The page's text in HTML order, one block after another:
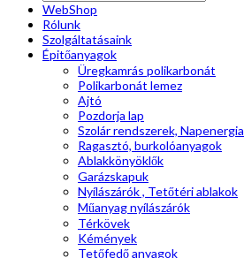
WebShop
Rólunk
Szolgáltatásaink
Épitőanyagok
Üregkamrás polikarbonát
Polikarbonát lemez
Ajtó
Pozdorja lap
Szolár rendszerek, Napenergia
Ragasztó, burkolóanyagok
Ablakkönyöklők
Garázskapuk
Nyílászárók , Tetőtéri ablakok
Műanyag nyílászárók
Térkövek
Kémények
Tetőfedő anyagok